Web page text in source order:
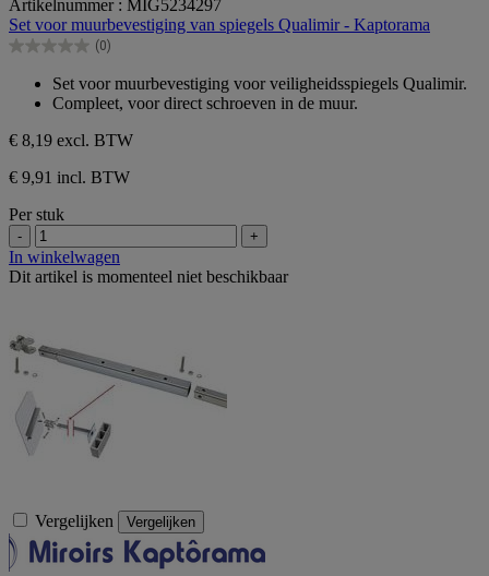
van
de
5
Artikelnummer : MIG5234297
Set voor muurbevestiging van spiegels Qualimir - Kaptorama
(0)
0.0
sterren.
Set voor muurbevestiging voor veiligheidsspiegels Qualimir.
Compleet, voor direct schroeven in de muur.
€ 8,19 excl. BTW
€ 9,91 incl. BTW
Per stuk
- +
In winkelwagen
Dit artikel is momenteel niet beschikbaar
Vergelijken Vergelijken